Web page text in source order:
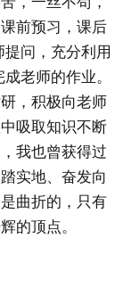
前预习，课后
问，充分利用
老师的作业。
，积极向老师
吸取知识不断
我也曾获得过
实地、奋发向
曲折的，只有
的顶点。